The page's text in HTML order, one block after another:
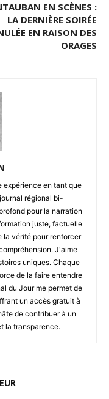
EN SCÈNES :
LA DERNIÈRE SOIRÉE
EN RAISON DES
ORAGES
expérience en tant que
régional bi-
pour la narration
juste, factuelle
la vérité pour renforcer
J'aime
uniques. Chaque
de la faire entendre
du Jour me permet de
un accès gratuit à
de contribuer à un
la transparence.